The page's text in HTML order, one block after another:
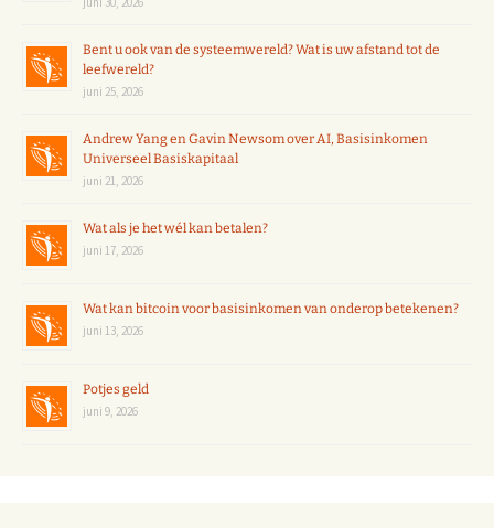
Bent u ook van de systeemwereld? Wat is uw afstand tot de
leefwereld?
juni 25, 2026
Andrew Yang en Gavin Newsom over AI, Basisinkomen
Universeel Basiskapitaal
juni 21, 2026
Wat als je het wél kan betalen?
juni 17, 2026
Wat kan bitcoin voor basisinkomen van onderop betekenen?
juni 13, 2026
Potjes geld
juni 9, 2026